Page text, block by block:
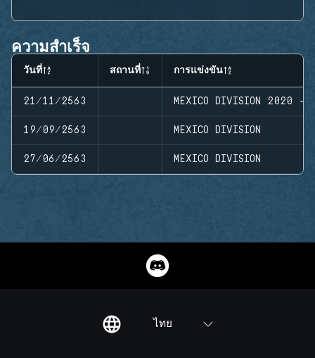
ความสำเร็จ
วันที่ สถานที่ การแข่งขัน
21/11/2563 MEXICO DIVISION 2020 -
19/09/2563 MEXICO DIVISION
27/06/2563 MEXICO DIVISION
ไทย